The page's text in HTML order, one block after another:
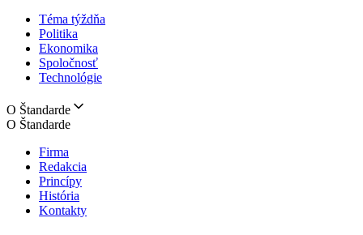
Téma týždňa
Politika
Ekonomika
Spoločnosť
Technológie
O Štandarde
O Štandarde
Firma
Redakcia
Princípy
História
Kontakty